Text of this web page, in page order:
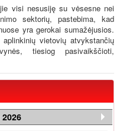
visi nesusiję su vėsesne nei
sektorių, pastebima, kad
yra gerokai sumažėjusios.
vietovių atvykstančių
tiesiog pasivaikščioti,